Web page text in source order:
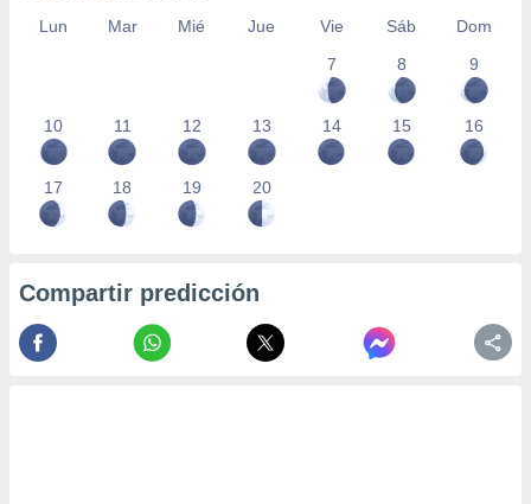
Lun Mar Mié Jue Vie Sáb
Dom
7
8 9
10 11 12 13 14 15 16
17 18 19 20
Compartir predicción